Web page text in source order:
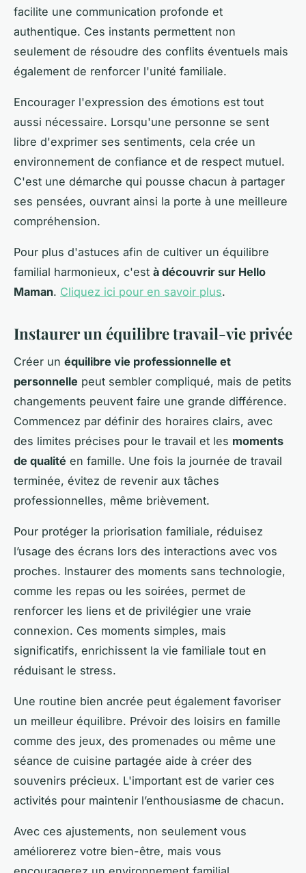
facilite une communication profonde et
authentique. Ces instants permettent non
seulement de résoudre des conflits éventuels mais
également de renforcer l'unité familiale.
Encourager l'expression des émotions est tout
aussi nécessaire. Lorsqu'une personne se sent
libre d'exprimer ses sentiments, cela crée un
environnement de confiance et de respect mutuel.
C'est une démarche qui pousse chacun à partager
ses pensées, ouvrant ainsi la porte à une meilleure
compréhension.
Pour plus d'astuces afin de cultiver un équilibre
familial harmonieux, c'est à découvrir sur Hello
Maman. Cliquez ici pour en savoir plus.
Instaurer un équilibre travail-vie privée
Créer un équilibre vie professionnelle et
personnelle peut sembler compliqué, mais de petits
changements peuvent faire une grande différence.
Commencez par définir des horaires clairs, avec
des limites précises pour le travail et les moments
de qualité en famille. Une fois la journée de travail
terminée, évitez de revenir aux tâches
professionnelles, même brièvement.
Pour protéger la priorisation familiale, réduisez
l’usage des écrans lors des interactions avec vos
proches. Instaurer des moments sans technologie,
comme les repas ou les soirées, permet de
renforcer les liens et de privilégier une vraie
connexion. Ces moments simples, mais
significatifs, enrichissent la vie familiale tout en
réduisant le stress.
Une routine bien ancrée peut également favoriser
un meilleur équilibre. Prévoir des loisirs en famille
comme des jeux, des promenades ou même une
séance de cuisine partagée aide à créer des
souvenirs précieux. L'important est de varier ces
activités pour maintenir l’enthousiasme de chacun.
Avec ces ajustements, non seulement vous
améliorerez votre bien-être, mais vous